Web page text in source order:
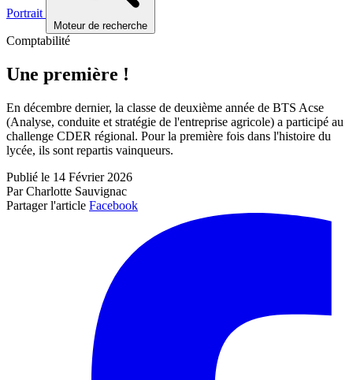
Portrait
Moteur de recherche
Comptabilité
Une première !
En décembre dernier, la classe de deuxième année de BTS Acse
(Analyse, conduite et stratégie de l'entreprise agricole) a participé au
challenge CDER régional. Pour la première fois dans l'histoire du
lycée, ils sont repartis vainqueurs.
Publié le 14 Février 2026
Par Charlotte Sauvignac
Partager l'article Facebook